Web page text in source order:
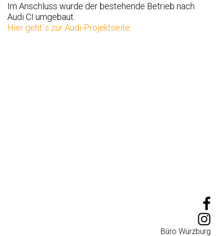
Im Anschluss wurde der bestehende Betrieb nach
Audi CI umgebaut.
Hier geht`s zur Audi-Projektseite.
Büro Würzburg